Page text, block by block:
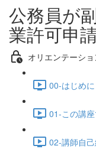
公務員が
業許可申
オリエンテーショ
00-はじめ
01-この講
02-講師自